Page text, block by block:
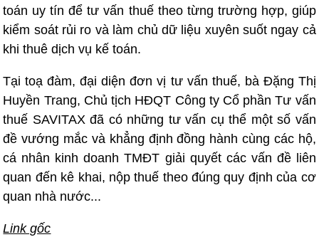
toán uy tín để tư vấn thuế theo từng trường hợp, giúp
kiểm soát rủi ro và làm chủ dữ liệu xuyên suốt ngay cả
khi thuê dịch vụ kế toán.
Tại toạ đàm, đại diện đơn vị tư vấn thuế, bà Đặng Thị
Huyền Trang, Chủ tịch HĐQT Công ty Cổ phần Tư vấn
thuế SAVITAX đã có những tư vấn cụ thể một số vấn
đề vướng mắc và khẳng định đồng hành cùng các hộ,
cá nhân kinh doanh TMĐT giải quyết các vấn đề liên
quan đến kê khai, nộp thuế theo đúng quy định của cơ
quan nhà nước...
Link gốc